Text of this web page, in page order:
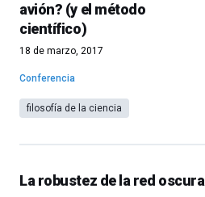
avión? (y el método
científico)
18 de marzo, 2017
Conferencia
filosofía de la ciencia
La robustez de la red oscura